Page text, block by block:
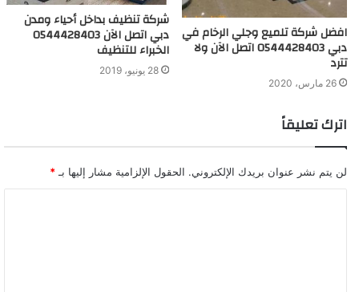
افضل شركة تلميع وجلي الرخام في
دبي 0544428403 اتصل الآن ولا
تترد
26 مارس، 2020
شركة تنظيف بداخل أحياء ومدن
دبي اتصل الآن 0544428403
الخبراء للتنظيف
28 يونيو، 2019
اترك تعليقاً
لن يتم نشر عنوان بريدك الإلكتروني. الحقول الإلزامية مشار إليها بـ *